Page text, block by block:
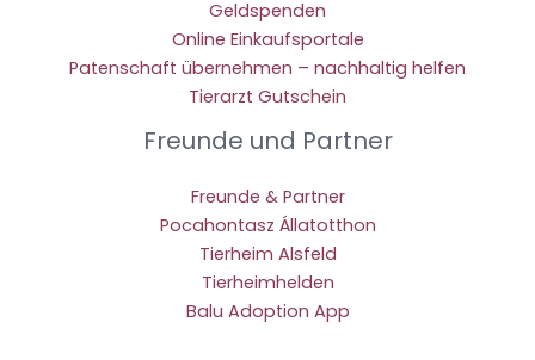
Geldspenden
Online Einkaufsportale
Patenschaft übernehmen – nachhaltig helfen
Tierarzt Gutschein
Freunde und Partner
Freunde & Partner
Pocahontasz Állatotthon
Tierheim Alsfeld
Tierheimhelden
Balu Adoption App